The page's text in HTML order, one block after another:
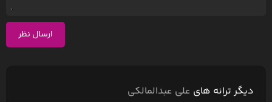
ارسال نظر
دیگر ترانه های علی عبدالمالکی